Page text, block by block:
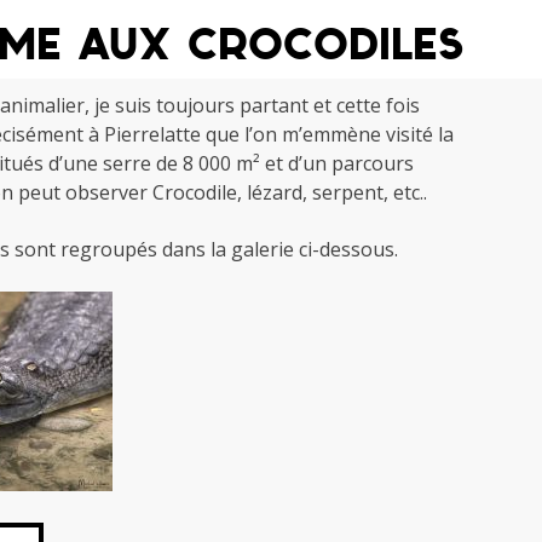
aux crocodiles
je suis toujours partant et cette fois
à Pierrelatte que l’on m’emmène visité la
d’une serre de 8 000 m² et d’un parcours
peut observer Crocodile, lézard, serpent, etc..
sont regroupés dans la galerie ci-dessous.